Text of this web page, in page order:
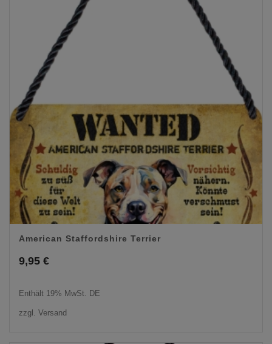
American Staffordshire Terrier
9,95 €
Enthält 19% MwSt. DE
zzgl. Versand